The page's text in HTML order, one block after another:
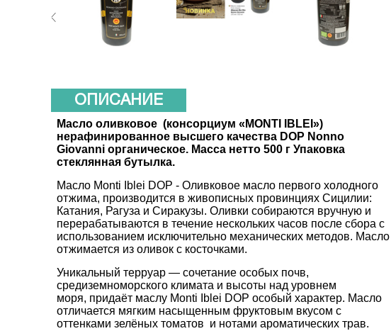
ОПИСАНИЕ
Масло оливковое (консорциум «MONTI IBLEI»)
нерафинированное высшего качества DOP Nonno
Giovanni органическое. Масса нетто 500 г Упаковка
стеклянная бутылка.
Масло Monti Iblei DOP - Оливковое масло первого холодного
отжима, производится в живописных провинциях Сицилии:
Катания, Рагуза и Сиракузы. Оливки собираются вручную и
перерабатываются в течение нескольких часов после сбора с
использованием исключительно механических методов. Масло
отжимается из оливок с косточками.
Уникальный терруар — сочетание особых почв,
средиземноморского климата и высоты над уровнем
моря, придаёт маслу Monti Iblei DOP особый характер. Масло
отличается мягким насыщенным фруктовым вкусом с
оттенками зелёных томатов и нотами ароматических трав.